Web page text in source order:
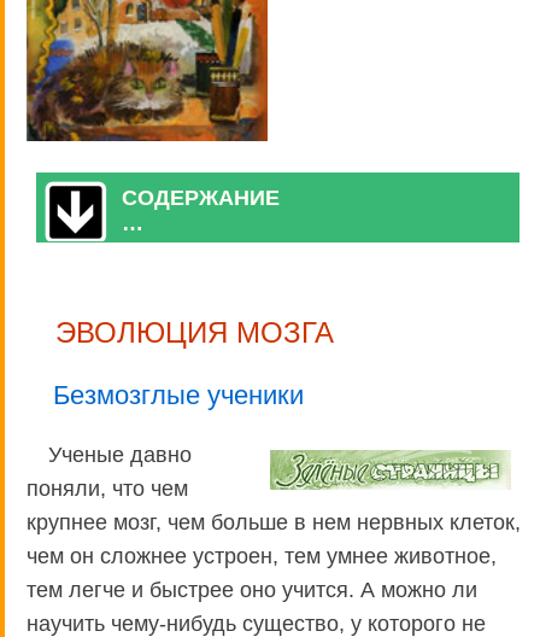
СОДЕРЖАНИЕ
…
ЭВОЛЮЦИЯ МОЗГА
Безмозглые ученики
Ученые давно
поняли, что чем
крупнее мозг, чем больше в нем нервных клеток,
чем он сложнее устроен, тем умнее животное,
тем легче и быстрее оно учится. А можно ли
научить чему-нибудь существо, у которого не